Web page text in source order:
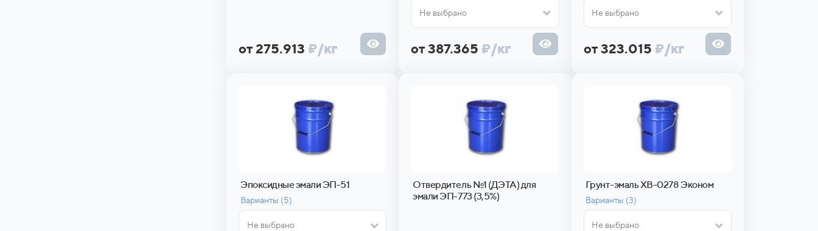
от 275.913 ₽/кг
Не выбрано
от 387.365 ₽/кг
Не выбрано
от 323.015 ₽/кг
Эпоксидные эмали ЭП-51
Варианты (5)
Не выбрано
Отвердитель №1 (ДЭТА) для
эмали ЭП-773 (3,5%)
Грунт-эмаль ХВ-0278 Эконом
Варианты (3)
Не выбрано